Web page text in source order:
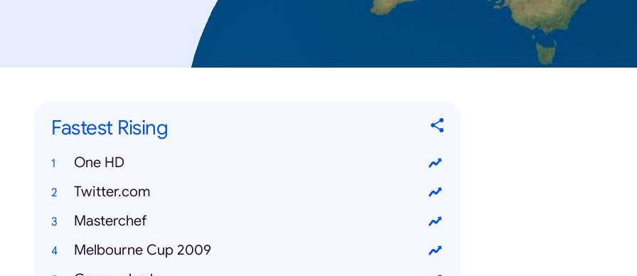
Fastest Rising
One HD
Twitter.com
Masterchef
Melbourne Cup 2009